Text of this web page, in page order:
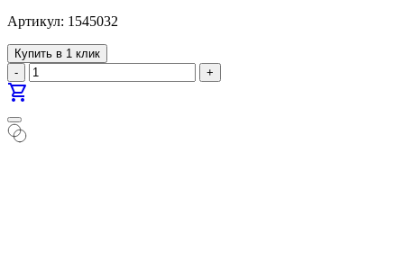
Артикул: 1545032
Купить в 1 клик
-
+
shopping_cart